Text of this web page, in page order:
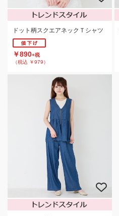
ドット柄スクエアネックＴシャツ
￥890+税
（税込 ￥979）